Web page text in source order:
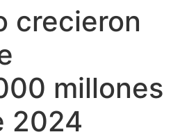
crecieron
millones
2024